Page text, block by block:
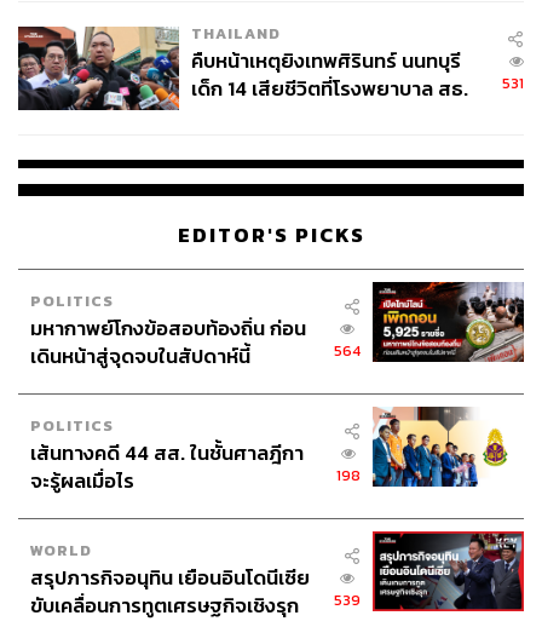
THAILAND
คืบหน้าเหตุยิงเทพศิรินทร์ นนทบุรี
เด็ก 14 เสียชีวิตที่โรงพยาบาล สธ.
531
EDITOR'S PICKS
POLITICS
มหากาพย์โกงข้อสอบท้องถิ่น ก่อน
เดินหน้าสู่จุดจบในสัปดาห์นี้
564
POLITICS
เส้นทางคดี 44 สส. ในชั้นศาลฎีกา
จะรู้ผลเมื่อไร
198
WORLD
สรุปภารกิจอนุทิน เยือนอินโดนีเซีย
ขับเคลื่อนการทูตเศรษฐกิจเชิงรุก
539